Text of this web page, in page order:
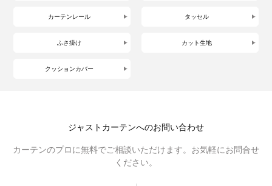
カーテンレール タッセル
ふさ掛け カット生地
クッションカバー
ジャストカーテンへのお問い合わせ
カーテンのプロに無料でご相談いただけます。お気軽にお問合せ
ください。